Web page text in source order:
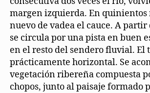
margen izquierda. En quinientos
nuevo de vadea el cauce. A partir
se circula por una pista en buen
en el resto del sendero fluvial. El
prácticamente horizontal. Se
vegetación ribereña compuesta
chopos, junto al paisaje formado